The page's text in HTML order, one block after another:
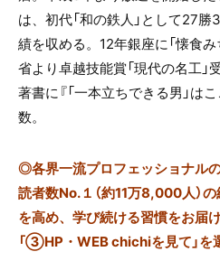
は、初代「和の鉄人」として27
績を収める。12年銀座に「懐食
省より卓越技能賞「現代の名工」
著書に『「一本立ちできる男」は
数。
◎各界一流プロフェッショナル
読者数No.１（約11万8,000人）
を高め、学び続ける習慣をお届
「③HP・WEB chichiを見て」を